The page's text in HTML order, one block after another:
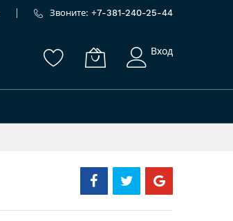
Звоните: +7-381-240-25-44
Вход